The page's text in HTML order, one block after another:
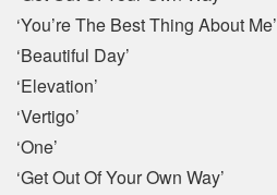
‘You’re The Best Thing About Me’
‘Beautiful Day’
‘Elevation’
‘Vertigo’
‘One’
‘Get Out Of Your Own Way’